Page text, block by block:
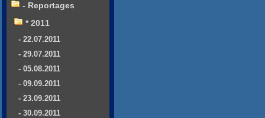
- Reportages
* 2011
- 22.07.2011
- 29.07.2011
- 05.08.2011
- 09.09.2011
- 23.09.2011
- 30.09.2011